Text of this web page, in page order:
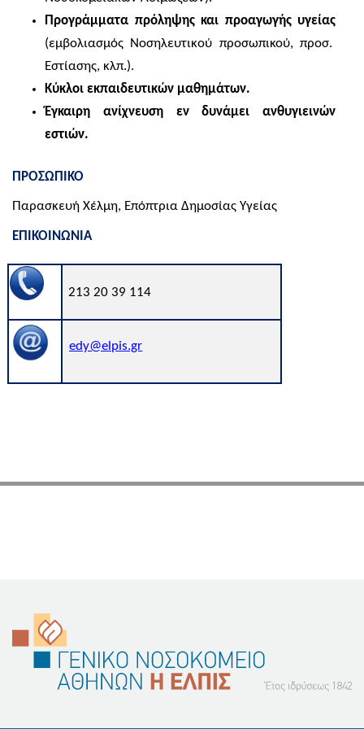
Προγράμματα πρόληψης και προαγωγής υγείας
(εμβολιασμός Nοσηλευτικoύ προσωπικού, προσ.
Εστίασης, κλπ.).
Κύκλοι εκπαιδευτικών μαθημάτων.
Έγκαιρη ανίχνευση εν δυνάμει ανθυγιεινών
εστιών.
ΠΡΟΣΩΠΙΚΟ
Παρασκευή Χέλμη, Επόπτρια Δημοσίας Υγείας
ΕΠΙΚΟΙΝΩΝΙΑ
213 20 39 114
edy@elpis.gr